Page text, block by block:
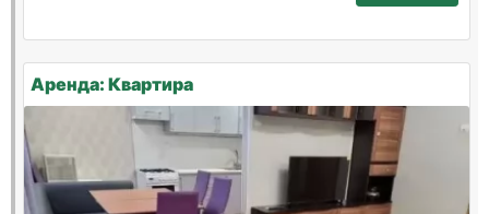
Аренда: Квартира